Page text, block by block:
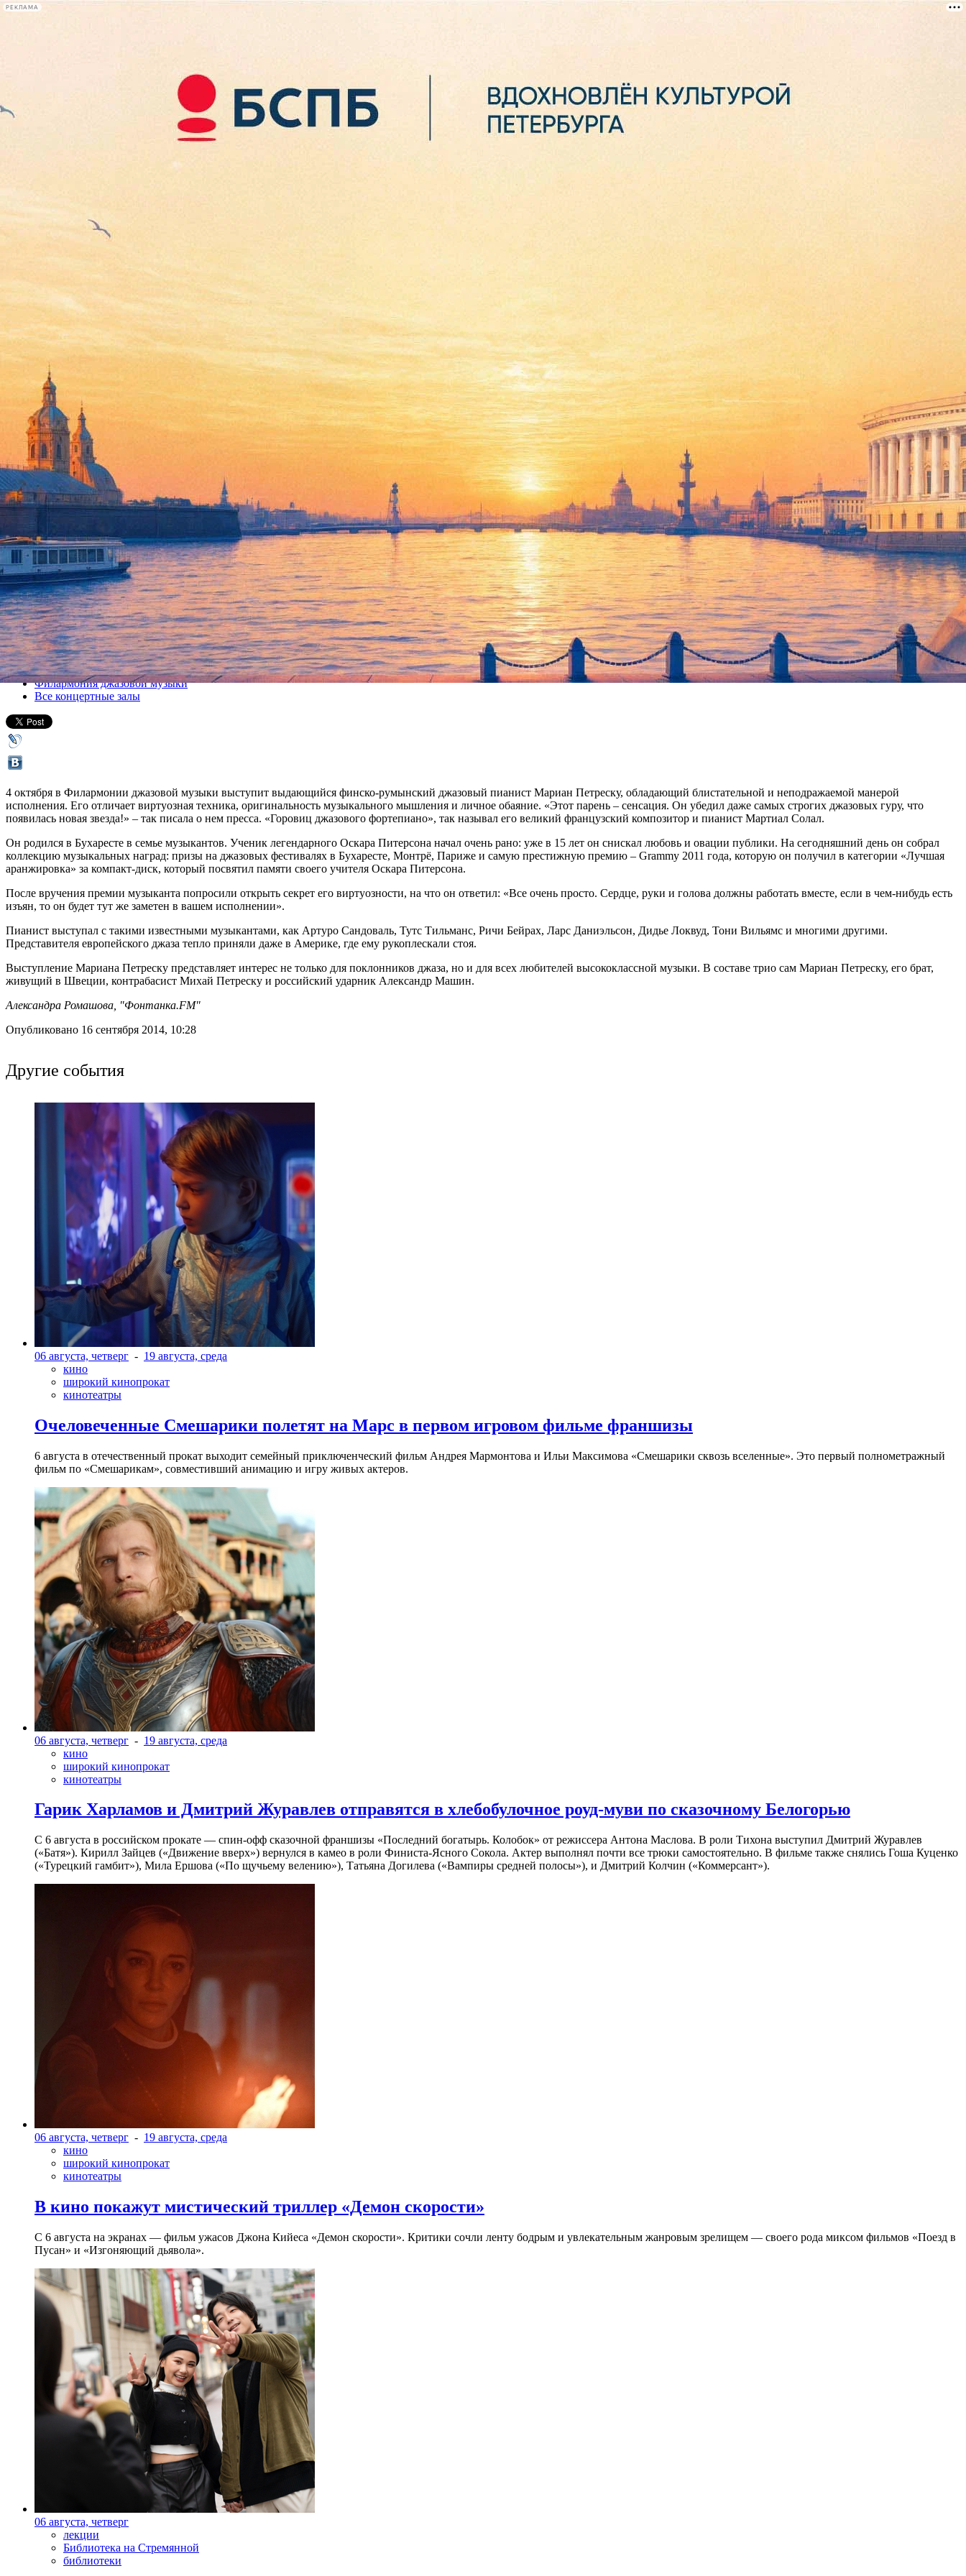
РЕКЛАМА
лекции
книги
Джазовый пианист Мариан Петреску виртуозно сыграет в Петербурге
04 октября 2014, суббота
Версия для печати
Все концерты
Филармония джазовой музыки
Все концертные залы
4 октября в Филармонии джазовой музыки выступит выдающийся финско-румынский джазовый пианист Мариан Петреску, обладающий блистательной и неподражаемой манерой
исполнения. Его отличает виртуозная техника, оригинальность музыкального мышления и личное обаяние. «Этот парень – сенсация. Он убедил даже самых строгих джазовых гуру, что
появилась новая звезда!» – так писала о нем пресса. «Горовиц джазового фортепиано», так называл его великий французский композитор и пианист Мартиал Солал.
Он родился в Бухаресте в семье музыкантов. Ученик легендарного Оскара Питерсона начал очень рано: уже в 15 лет он снискал любовь и овации публики. На сегодняшний день он собрал
коллекцию музыкальных наград: призы на джазовых фестивалях в Бухаресте, Монтрё, Париже и самую престижную премию – Grammy 2011 года, которую он получил в категории «Лучшая
аранжировка» за компакт-диск, который посвятил памяти своего учителя Оскара Питерсона.
После вручения премии музыканта попросили открыть секрет его виртуозности, на что он ответил: «Все очень просто. Сердце, руки и голова должны работать вместе, если в чем-нибудь есть
изъян, то он будет тут же заметен в вашем исполнении».
Пианист выступал с такими известными музыкантами, как Артуро Сандоваль, Тутс Тильманс, Ричи Бейрах, Ларс Даниэльсон, Дидье Локвуд, Тони Вильямс и многими другими.
Представителя европейского джаза тепло приняли даже в Америке, где ему рукоплескали стоя.
Выступление Мариана Петреску представляет интерес не только для поклонников джаза, но и для всех любителей высококлассной музыки. В составе трио сам Мариан Петреску, его брат,
живущий в Швеции, контрабасист Михай Петреску и российский ударник Александр Машин.
Александра Ромашова, "Фонтанка.FM"
Опубликовано 16 сентября 2014, 10:28
Другие события
06 августа, четверг - 19 августа, среда
кино
широкий кинопрокат
кинотеатры
Очеловеченные Смешарики полетят на Марс в первом игровом фильме франшизы
6 августа в отечественный прокат выходит семейный приключенческий фильм Андрея Мармонтова и Ильи Максимова «Смешарики сквозь вселенные». Это первый полнометражный
фильм по «Смешарикам», совместивший анимацию и игру живых актеров.
06 августа, четверг - 19 августа, среда
кино
широкий кинопрокат
кинотеатры
Гарик Харламов и Дмитрий Журавлев отправятся в хлебобулочное роуд-муви по сказочному Белогорью
С 6 августа в российском прокате — спин-офф сказочной франшизы «Последний богатырь. Колобок» от режиссера Антона Маслова. В роли Тихона выступил Дмитрий Журавлев
(«Батя»). Кирилл Зайцев («Движение вверх») вернулся в камео в роли Финиста-Ясного Сокола. Актер выполнял почти все трюки самостоятельно. В фильме также снялись Гоша Куценко
(«Турецкий гамбит»), Мила Ершова («По щучьему велению»), Татьяна Догилева («Вампиры средней полосы»), и Дмитрий Колчин («Коммерсант»).
06 августа, четверг - 19 августа, среда
кино
широкий кинопрокат
кинотеатры
В кино покажут мистический триллер «Демон скорости»
С 6 августа на экранах — фильм ужасов Джона Кийеса «Демон скорости». Критики сочли ленту бодрым и увлекательным жанровым зрелищeм — своего рода миксом фильмов «Поезд в
Пусан» и «Изгоняющий дьявола».
06 августа, четверг
лекции
Библиотека на Стремянной
библиотеки